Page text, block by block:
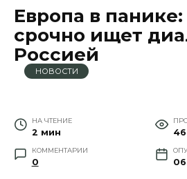
Европа в
срочно ищет
Россией
НОВОСТИ
НА ЧТЕНИЕ
2 мин 46
КОММЕНТАРИИ
0